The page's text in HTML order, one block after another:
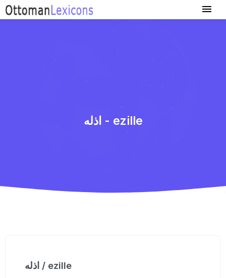
اذله - ezille
اذله / ezille